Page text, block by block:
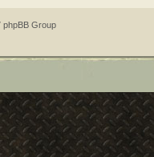
phpBB Group